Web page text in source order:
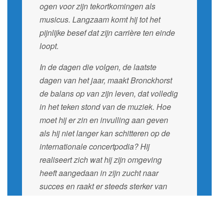
ogen voor zijn tekortkomingen als
musicus. Langzaam komt hij tot het
pijnlijke besef dat zijn carrière ten einde
loopt.
In de dagen die volgen, de laatste
dagen van het jaar, maakt Bronckhorst
de balans op van zijn leven, dat volledig
in het teken stond van de muziek. Hoe
moet hij er zin en invulling aan geven
als hij niet langer kan schitteren op de
internationale concertpodia? Hij
realiseert zich wat hij zijn omgeving
heeft aangedaan in zijn zucht naar
succes en raakt er steeds sterker van